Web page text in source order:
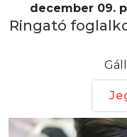
december 09.
Ringató